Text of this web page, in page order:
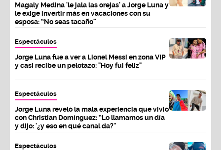
Magaly Medina 'le jala las orejas' a Jorge Luna y
le exige invertir más en vacaciones con su
esposa: “No seas tacaño”
Espectáculos
Jorge Luna fue a ver a Lionel Messi en zona VIP
y casi recibe un pelotazo: "Hoy fui feliz"
Espectáculos
Jorge Luna reveló la mala experiencia que vivió
con Christian Domínguez: “Lo llamamos un día
y dijo: '¿y eso en qué canal da?"
Espectáculos